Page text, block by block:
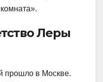
Леры
прошло в Москве.